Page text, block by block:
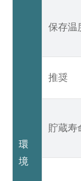
環
境
保存温
推奨
貯蔵寿